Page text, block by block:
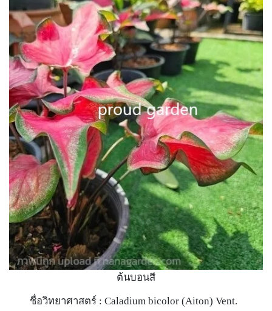
ชื่อวิทยาศาสตร์ : Caladium bicolor (Aiton) Vent.
ต้นบอนสี